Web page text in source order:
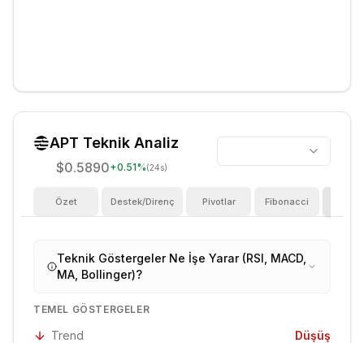
APT Teknik Analiz
$0.5890+0.51%(24s)
Özet Destek/Direnç Pivotlar Fibonacci
Teknik Göstergeler Ne İşe Yarar (RSI, MACD,
MA, Bollinger)?
TEMEL GÖSTERGELER
Trend Düşüş